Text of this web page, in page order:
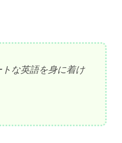
な英語を身に着け